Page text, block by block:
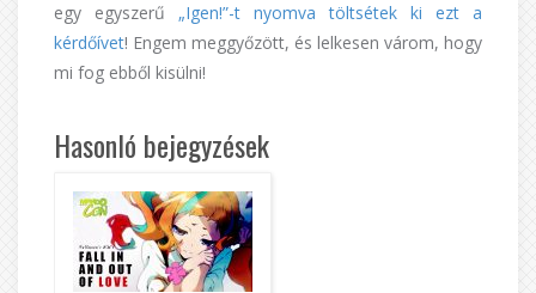
egy egyszerű „Igen!”-t nyomva töltsétek ki ezt a
kérdőívet! Engem meggyőzött, és lelkesen várom, hogy
mi fog ebből kisülni!
Hasonló bejegyzések